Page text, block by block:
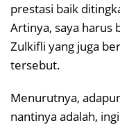
prestasi baik
Artinya, saya harus
Zulkifli yang juga
tersebut.
Menurutnya,
nantinya adalah,